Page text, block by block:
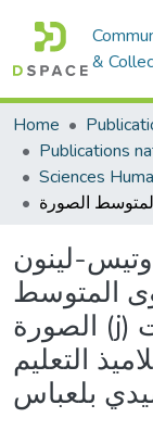
&
Home
لينون
المتوسط
الصورة (j) حسب الجنس والمستويات
التعليم
بلعباس